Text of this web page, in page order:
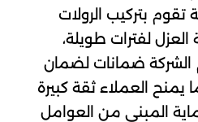
بتركيب الرولات
لفترات طويلة،
الشركة ضمانات لضمان
يمنح العملاء ثقة كبيرة
المبنى من العوامل